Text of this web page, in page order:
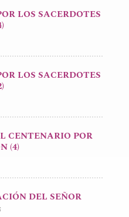
LOS SACERDOTES
LOS SACERDOTES
CENTENARIO POR
(4)
DEL SEÑOR